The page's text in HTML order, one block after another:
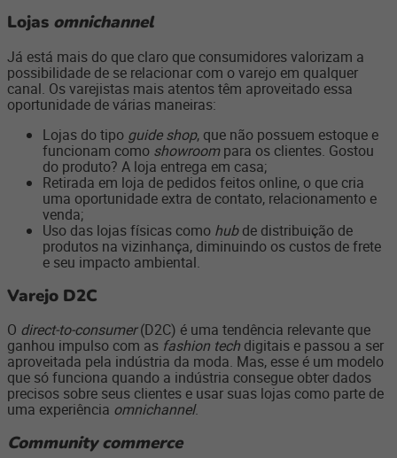
Lojas omnichannel
Já está mais do que claro que consumidores valorizam a
possibilidade de se relacionar com o varejo em qualquer
canal. Os varejistas mais atentos têm aproveitado essa
oportunidade de várias maneiras:
Lojas do tipo guide shop, que não possuem estoque e
funcionam como showroompara os clientes. Gostou
do produto? A loja entrega em casa;
Retirada em loja de pedidos feitos online, o que cria
uma oportunidade extra de contato, relacionamento e
venda;
Uso das lojas físicas como hubde distribuição de
produtos na vizinhança, diminuindo os custos de frete
e seu impacto ambiental.
Varejo D2C
O direct-to-consumer(D2C) é uma tendência relevante que
ganhou impulso com as fashion tech digitais e passou a ser
aproveitada pela indústria da moda. Mas, esse é um modelo
que só funciona quando a indústria consegue obter dados
precisos sobre seus clientes e usar suas lojas como parte de
uma experiência omnichannel.
Community commerce